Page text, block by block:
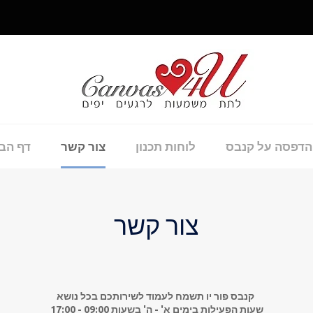
הדפסה על קנבס לוחות תכנון צור קשר דף
צור קשר
קנבס פור יו תשמח לעמוד לשירותכם בכל נושא
שעות הפעילות בימים א' - ה' בשעות 09:00 - 17:00